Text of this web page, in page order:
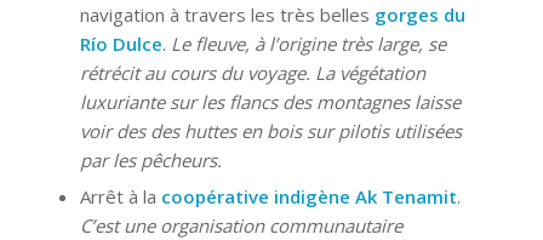
navigation à travers les très belles gorges du
Río Dulce. Le fleuve, à l’origine très large, se
rétrécit au cours du voyage. La végétation
luxuriante sur les flancs des montagnes laisse
voir des des huttes en bois sur pilotis utilisées
par les pêcheurs.
Arrêt à la coopérative indigène Ak Tenamit.
C’est une organisation communautaire